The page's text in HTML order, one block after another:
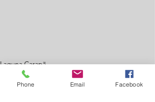
Laguna Carapã
Educação
Phone Email Facebook